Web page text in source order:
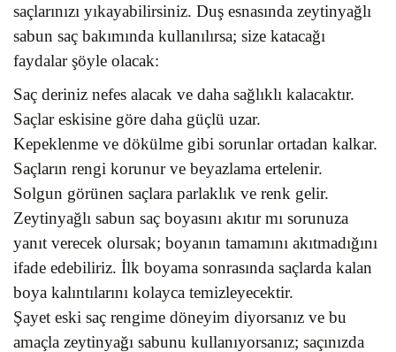
saçlarınızı yıkayabilirsiniz. Duş esnasında zeytinyağlı
sabun saç bakımında kullanılırsa; size katacağı
faydalar şöyle olacak:
Saç deriniz nefes alacak ve daha sağlıklı kalacaktır.
Saçlar eskisine göre daha güçlü uzar.
Kepeklenme ve dökülme gibi sorunlar ortadan kalkar.
Saçların rengi korunur ve beyazlama ertelenir.
Solgun görünen saçlara parlaklık ve renk gelir.
Zeytinyağlı sabun saç boyasını akıtır mı sorunuza
yanıt verecek olursak; boyanın tamamını akıtmadığını
ifade edebiliriz. İlk boyama sonrasında saçlarda kalan
boya kalıntılarını kolayca temizleyecektir.
Şayet eski saç rengime döneyim diyorsanız ve bu
amaçla zeytinyağı sabunu kullanıyorsanız; saçınızda